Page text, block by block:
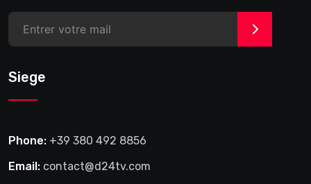
>
Siege
Phone: +39 380 492 8856
Email: contact@d24tv.com